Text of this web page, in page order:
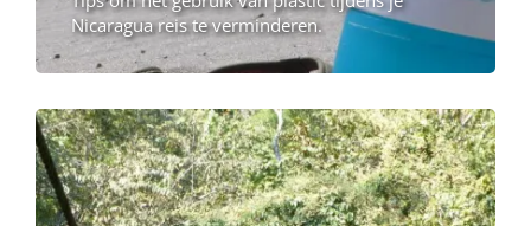
Nicaragua reis te verminderen.
Image